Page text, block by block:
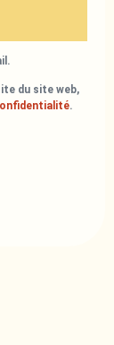
du site web,
.